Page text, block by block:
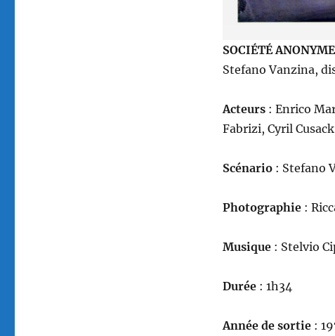
SOCIÉTÉ
Stefano Vanzina,
Acteurs: Enrico
Fabrizi, Cyril
Scénario: Stefano
Photographie:
Musique: Stelvio
Durée: 1h34
Année de sortie :